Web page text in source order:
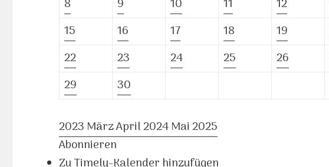
8
9 10 11 12
15
16 17 18 19
22
23 24 25 26
29
30
2023 MärzApril 2024Mai2025
Abonnieren